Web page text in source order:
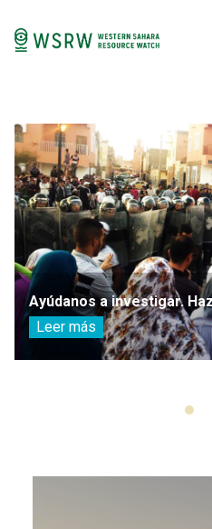
Ayúdanos a investigar.
Leer más